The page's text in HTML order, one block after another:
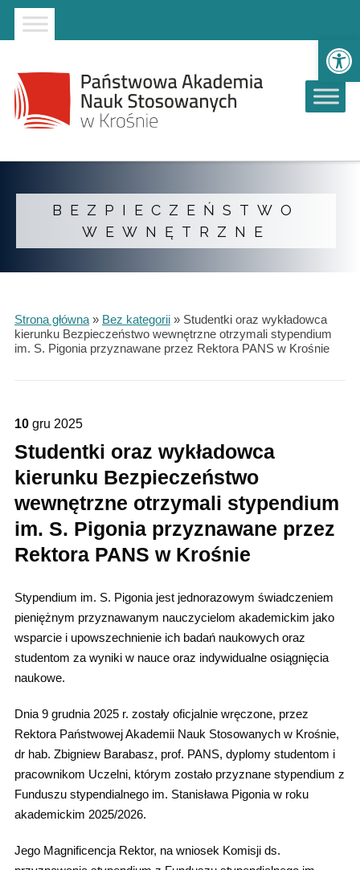
Strona główna
Przejdź do wyszukiwarki
Przejdź do menu głównego
BEZPIECZEŃSTWO
WEWNĘTRZNE
Strona główna» Bez kategorii» Studentki oraz wykładowca
kierunku Bezpieczeństwo wewnętrzne otrzymali stypendium
im. S. Pigonia przyznawane przez Rektora PANS w Krośnie
10 gru 2025
Studentki oraz wykładowca
kierunku Bezpieczeństwo
wewnętrzne otrzymali stypendium
im. S. Pigonia przyznawane przez
Rektora PANS w Krośnie
Stypendium im. S. Pigonia jest jednorazowym świadczeniem
pieniężnym przyznawanym nauczycielom akademickim jako
wsparcie i upowszechnienie ich badań naukowych oraz
studentom za wyniki w nauce oraz indywidualne osiągnięcia
naukowe.
Dnia 9 grudnia 2025 r. zostały oficjalnie wręczone, przez
Rektora Państwowej Akademii Nauk Stosowanych w Krośnie,
dr hab. Zbigniew Barabasz, prof. PANS, dyplomy studentom i
pracownikom Uczelni, którym zostało przyznane stypendium z
Funduszu stypendialnego im. Stanisława Pigonia w roku
akademickim 2025/2026.
Jego Magnificencja Rektor, na wniosek Komisji ds.